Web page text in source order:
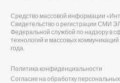
Средство массовой информации
Свидетельство о регистрации СМИ
Федеральной службой по надзору в
технологий и массовых
года.
Политика конфиденциальности
Согласие на обработку